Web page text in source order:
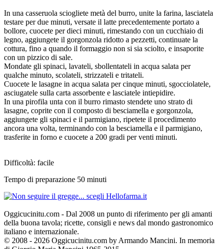
In una casseruola sciogliete metà del burro, unite la farina, lasciatela
testare per due minuti, versate il latte precedentemente portato a
bollore, cuocete per dieci minuti, rimestando con un cucchiaio di
legno, aggiungete il gorgonzola ridotto a pezzetti, continuate la
cottura, fino a quando il formaggio non si sia sciolto, e insaporite
con un pizzico di sale.
Mondate gli spinaci, lavateli, sbollentateli in acqua salata per
qualche minuto, scolateli, strizzateli e tritateli.
Cuocete le lasagne in acqua salata per cinque minuti, sgocciolatele,
asciugatele sulla carta assorbente e lasciatele intiepidire.
In una pirofila unta con il burro rimasto stendete uno strato di
lasagne, coprite con il composto di besciamella e gorgonzola,
aggiungete gli spinaci e il parmigiano, ripetete il procedimento
ancora una volta, terminando con la besciamella e il parmigiano,
trasferite in forno e cuocete a 200 gradi per venti minuti.
Difficoltà: facile
Tempo di preparazione 50 minuti
Oggicucinitu.com - Dal 2008 un punto di riferimento per gli amanti
della buona tavola; ricette, consigli e news dal mondo gastronomico
italiano e internazionale.
© 2008 - 2026 Oggicucinitu.com by Armando Mancini. In memoria